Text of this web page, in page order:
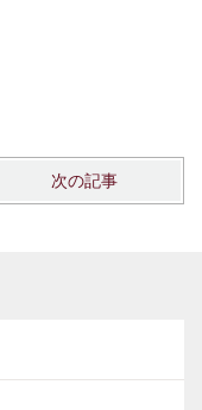
次の記事